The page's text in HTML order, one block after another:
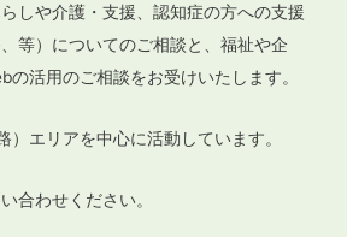
しや介護・支援、認知症の方への支援
等）についてのご相談と、福祉や企
の活用のご相談をお受けいたします。
）エリアを中心に活動しています。
合わせください。